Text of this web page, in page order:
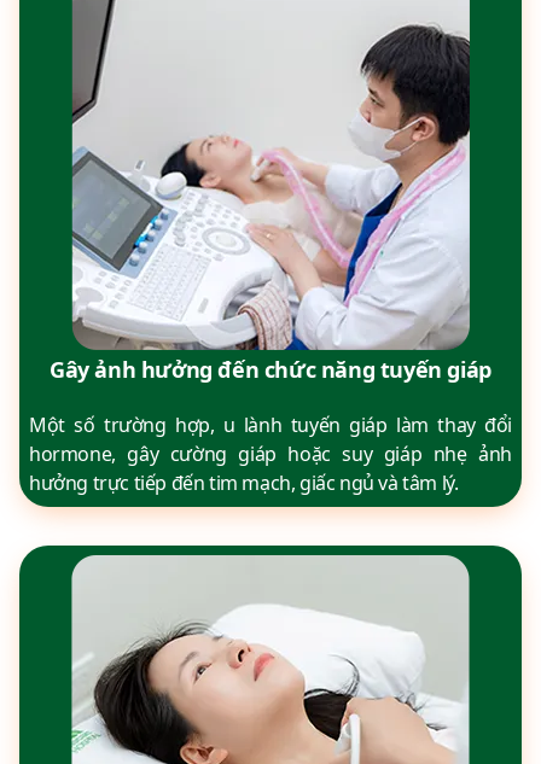
Gây ảnh hưởng đến chức năng tuyến giáp
Một số trường hợp, u lành tuyến giáp làm thay đổi
hormone, gây cường giáp hoặc suy giáp nhẹ ảnh
hưởng trực tiếp đến tim mạch, giấc ngủ và tâm lý.